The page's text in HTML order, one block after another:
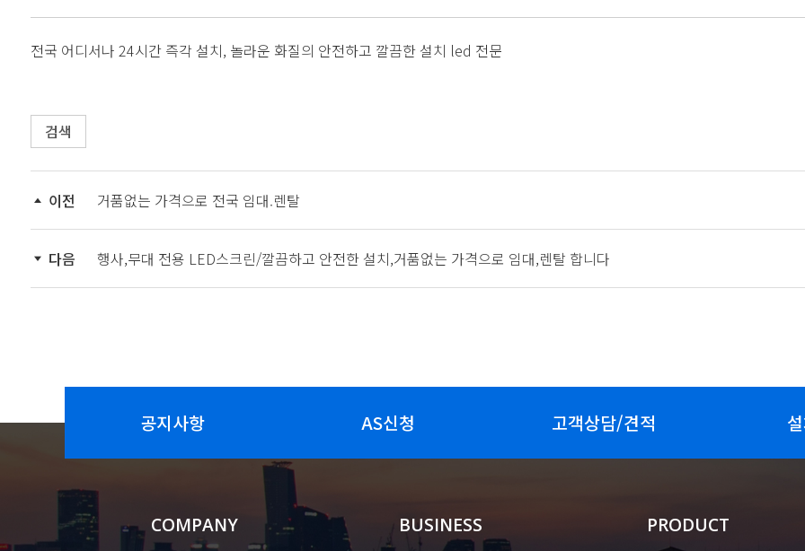
전국 어디서나 24시간 즉각 설치, 놀라운 화질의 안전하고 깔끔한 설치 led 전문
검색
이전 거품없는 가격으로 전국 임대.렌탈
다음 행사,무대 전용 LED스크린/깔끔하고 안전한 설치,거품없는 가격으로 임대,렌탈 합니다
공지사항 AS신청 고객상담/견적
COMPANY BUSINESS PRODUCT